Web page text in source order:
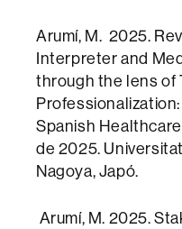
Arumí, M. 2025.
Interpreter and
through the lens of
Spanish
de 2025.
Nagoya, Japó.
Arumí, M. 2025.